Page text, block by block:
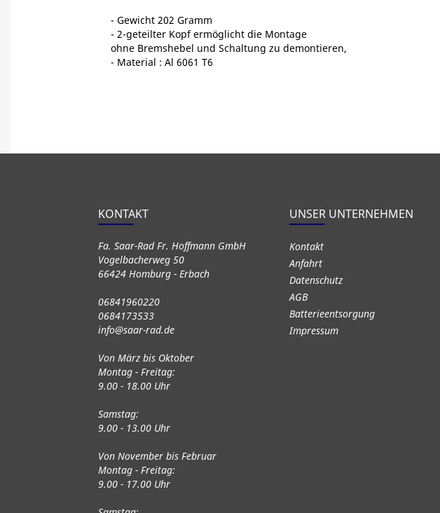
- Gewicht 202 Gramm
- 2-geteilter Kopf ermöglicht die Montage
ohne Bremshebel und Schaltung zu demontieren,
- Material : Al 6061 T6
KONTAKT
Fa. Saar-Rad Fr. Hoffmann GmbH
Vogelbacherweg 50
66424 Homburg - Erbach
06841960220
0684173533
info@saar-rad.de
Von März bis Oktober
Montag - Freitag:
9.00 - 18.00 Uhr
Samstag:
9.00 - 13.00 Uhr
Von November bis Februar
Montag - Freitag:
9.00 - 17.00 Uhr
UNSER UNTERNEHMEN
Kontakt
Anfahrt
Datenschutz
AGB
Batterieentsorgung
Impressum